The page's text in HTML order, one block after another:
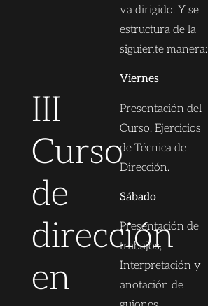
III
Curso
de
dirección
en
va dirigido. Y se
estructura de la
siguiente manera:
Viernes
Presentación del
Curso. Ejercicios
de Técnica de
Dirección.
Sábado
Presentación de
trabajos,
Interpretación y
anotación de